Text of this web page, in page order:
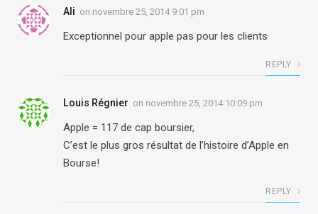
Ali on novembre 25, 2014 9:01 pm
Exceptionnel pour apple pas pour les clients
REPLY
Louis Régnier on novembre 25, 2014 10:09 pm
Apple = 117 de cap boursier,
C’est le plus gros résultat de l’histoire d’Apple en
Bourse!
REPLY